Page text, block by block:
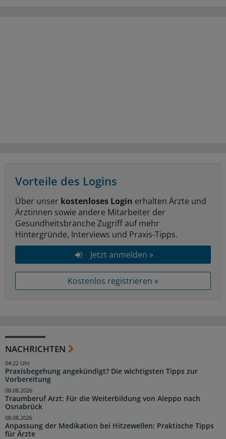
Vorteile des Logins
Über unser kostenloses Login erhalten Ärzte und
Ärztinnen sowie andere Mitarbeiter der
Gesundheitsbranche Zugriff auf mehr
Hintergründe, Interviews und Praxis-Tipps.
Jetzt anmelden »
Kostenlos registrieren »
NACHRICHTEN
Praxisbegehung angekündigt? Die wichtigsten Tipps zur
Vorbereitung
04:22 Uhr
Traumberuf Arzt: Für die Weiterbildung von Aleppo nach
Osnabrück
08.08.2026
Anpassung der Medikation bei Hitzewellen: Praktische Tipps
für Ärzte
08.08.2026